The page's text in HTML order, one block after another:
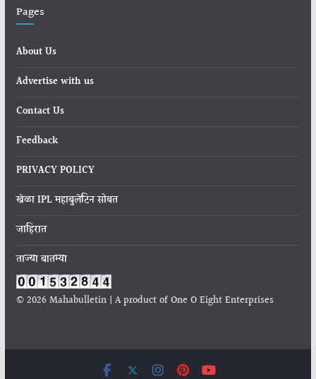
Pages
About Us
Advertise with us
Contact Us
Feedback
PRIVACY POLICY
खेळा IPL महाबुलेटिन सोबत
जाहिरात
ताज्या बातम्या
© 2026 Mahabulletin | A product of One O Eight Enterprises